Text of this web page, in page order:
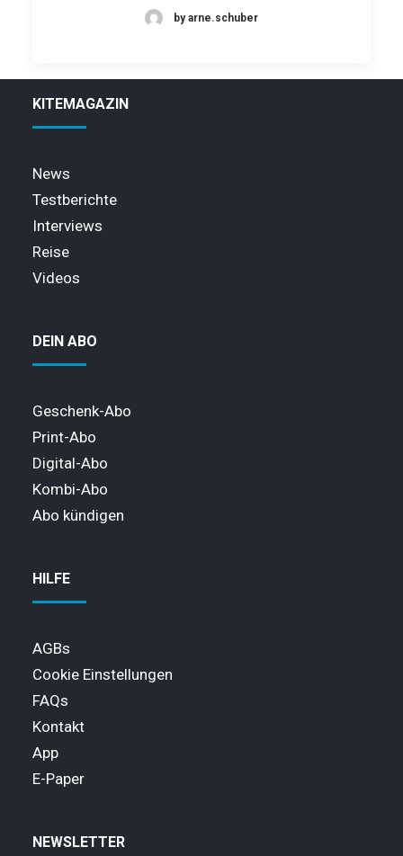
by arne.schuber
KITEMAGAZIN
News
Testberichte
Interviews
Reise
Videos
DEIN ABO
Geschenk-Abo
Print-Abo
Digital-Abo
Kombi-Abo
Abo kündigen
HILFE
AGBs
Cookie Einstellungen
FAQs
Kontakt
App
E-Paper
NEWSLETTER